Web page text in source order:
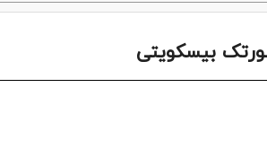
بیسکویتی